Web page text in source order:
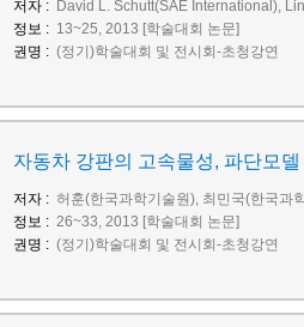
저자 : David L. Schutt(SAE International),
정보 : 13~25, 2013 [학술대회 논문]
권명 : (정기)학술대회 및 전시회-초청강연
자동차 강판의 고속물성, 파단모
저자 : 허훈(한국과학기술원), 최민국(한국과
정보 : 26~33, 2013 [학술대회 논문]
권명 : (정기)학술대회 및 전시회-초청강연